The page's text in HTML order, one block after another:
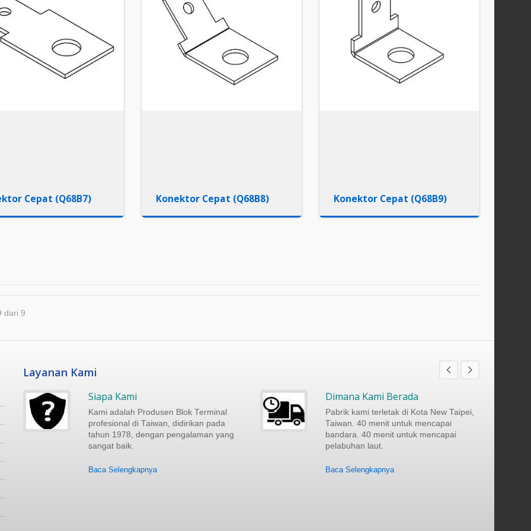
Cepat (Q68B7) Konektor Cepat (Q68B8) Konektor Cepat (Q68B9)
dari 9
Layanan Kami
Siapa Kami
Kami adalah Produsen Blok Terminal
profesional di Taiwan, didirikan pada
tahun 1978, dengan pengalaman yang
sangat baik.
Baca Selengkapnya
Dimana Kami Berada
Pabrik kami terletak di Kota New Taipei,
Taiwan. 40 menit untuk mencapai
bandara. 40 menit untuk mencapai
pelabuhan laut.
Baca Selengkapnya